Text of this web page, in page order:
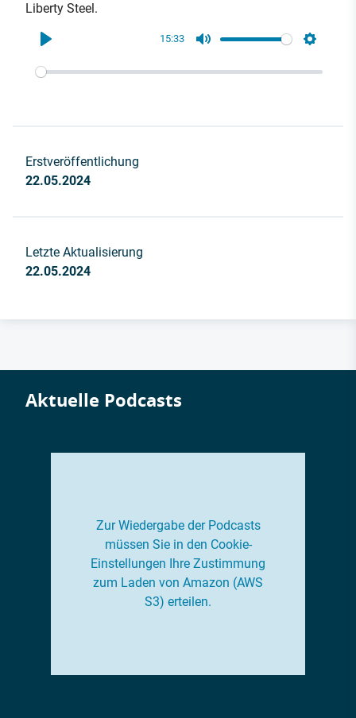
Liberty Steel.
15:33
Erstveröffentlichung
22.05.2024
Letzte Aktualisierung
22.05.2024
Aktuelle Podcasts
Zur Wiedergabe der Podcasts
müssen Sie in den Cookie-
Einstellungen Ihre Zustimmung
zum Laden von Amazon (AWS
S3) erteilen.